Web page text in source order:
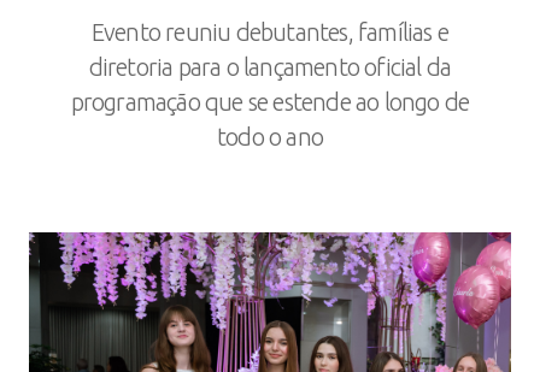
Evento reuniu debutantes, famílias e
diretoria para o lançamento oficial da
programação que se estende ao longo de
todo o ano